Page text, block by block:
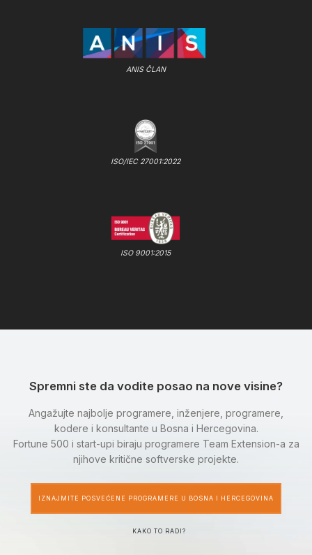
ANIS ČLAN
ISO/IEC 27001:2022
ISO 9001:2015
Spremni ste da vodite posao na nove visine?
Angažujte najbolje programere, inženjere, programere,
kodere i konsultante u Bosna i Hercegovina.
Fortune 500 i start-upi biraju programere Team Extension-a za
njihove kritične softverske projekte.
IZNAJMITE POSVEĆENE PROGRAMERE U BOSNA I HERCEGOVINA
KAKO TO RADI?